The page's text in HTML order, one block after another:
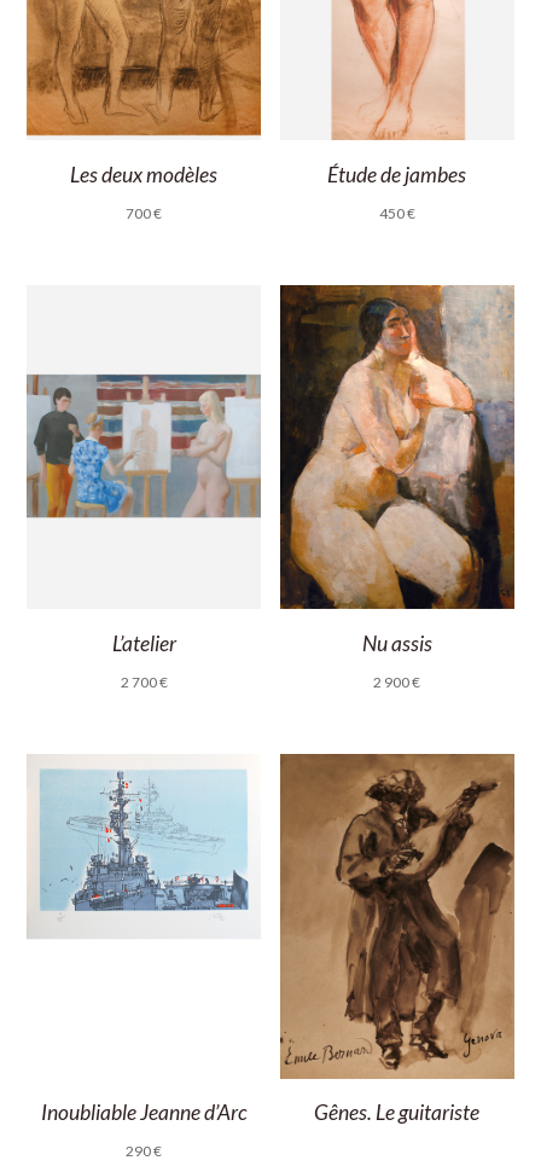
Les deux modèles
700€
Étude de jambes
450€
L’atelier
2 700€
Nu assis
2 900€
Inoubliable Jeanne d’Arc
290€
Gênes. Le guitariste